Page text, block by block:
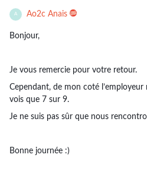
A Ao2c Anais
Bonjour,
Je vous remercie pour votre retour.
Cependant, de mon coté l’employeur
vois que 7 sur 9.
Je ne suis pas sûr que nous
Bonne journée :)